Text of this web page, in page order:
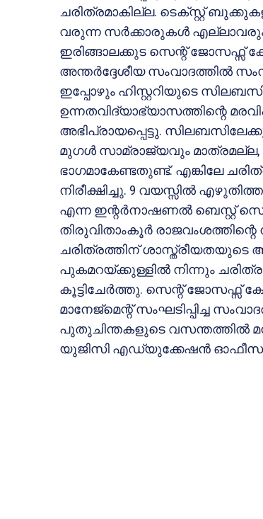
ചരിത്രമാകില്ല. ടെക്സ്റ്റ്
വരുന്ന സര്‍ക്കാരുകള്‍ എല്ലാവരും
ഇരിങ്ങാലക്കുട സെന്റ് ജോസഫ്സ്
അന്തര്‍ദ്ദേശീയ സംവാദത്തില്‍
ഇപ്പോഴും ഹിസ്റ്ററിയുടെ
ഉന്നതവിദ്യാഭ്യാസത്തിന്റെ
അഭിപ്രായപ്പെട്ടു.
മുഗള്‍ സാമ്രാജ്യവും മാത്രമല്ല,
ഭാഗമാകേണ്ടതുണ്ട്. എങ്കിലേ
നിരീക്ഷിച്ചു. 9 വയസ്സില്‍
എന്ന ഇന്റര്‍നാഷണല്‍ ബെസ്റ്റ്
തിരുവിതാംകൂര്‍
ചരിത്രത്തിന്
പുകമറയ്ക്കുള്ളില്‍ നിന്നും
കൂട്ടിചേര്‍ത്തു. സെന്റ് ജോസഫ്സ്
മാനേജ്മെന്റ് സംഘടിപ്പിച്ച
പുതുചിന്തകളുടെ വസന്തത്തില്‍
യുജിസി എഡ്യുക്കേഷന്‍